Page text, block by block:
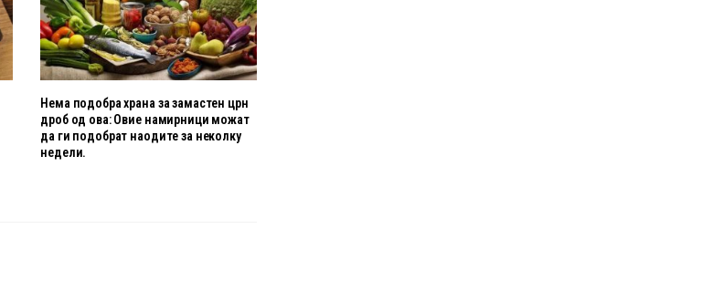
Нема подобра храна за замастен црн
дроб од ова: Овие намирници можат
да ги подобрат наодите за неколку
недели.